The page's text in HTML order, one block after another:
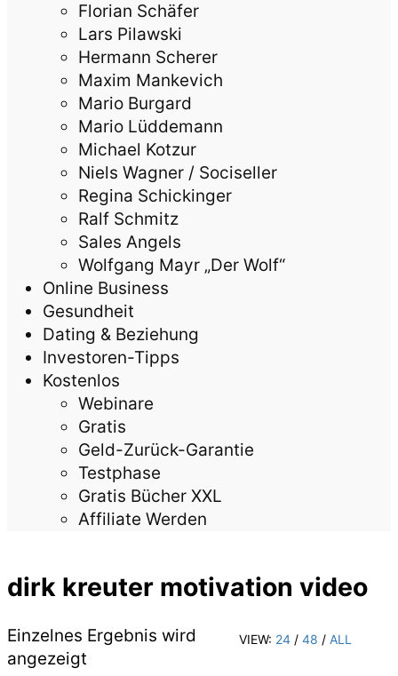
Florian Schäfer
Lars Pilawski
Hermann Scherer
Maxim Mankevich
Mario Burgard
Mario Lüddemann
Michael Kotzur
Niels Wagner / Sociseller
Regina Schickinger
Ralf Schmitz
Sales Angels
Wolfgang Mayr „Der Wolf“
Online Business
Gesundheit
Dating & Beziehung
Investoren-Tipps
Kostenlos
Webinare
Gratis
Geld-Zurück-Garantie
Testphase
Gratis Bücher XXL
Affiliate Werden
dirk kreuter motivation video
VIEW: 24 / 48 / ALL
Einzelnes Ergebnis wird
angezeigt